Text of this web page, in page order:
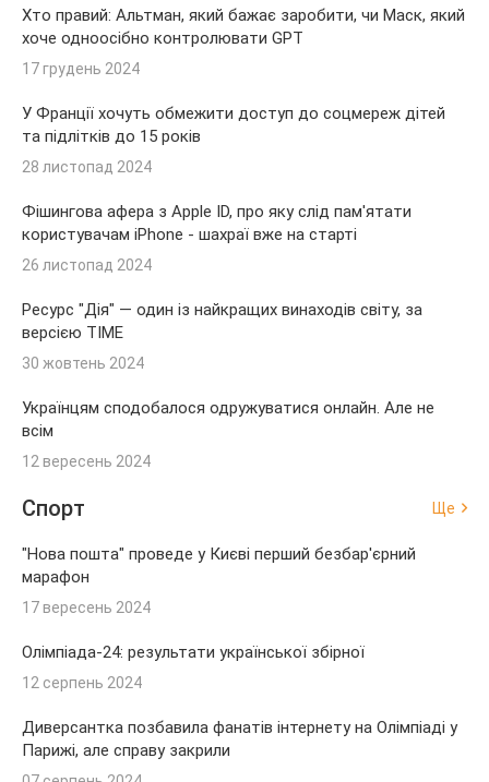
Хто правий: Альтман, який бажає заробити, чи Маск, який
хоче одноосібно контролювати GPT
17 грудень 2024
У Франції хочуть обмежити доступ до соцмереж дітей
та підлітків до 15 років
28 листопад 2024
Фішингова афера з Apple ID, про яку слід пам'ятати
користувачам iPhone - шахраї вже на старті
26 листопад 2024
Ресурс "Дія" — один із найкращих винаходів світу, за
версією TIME
30 жовтень 2024
Українцям сподобалося одружуватися онлайн. Але не
всім
12 вересень 2024
Спорт Ще
"Нова пошта" проведе у Києві перший безбар'єрний
марафон
17 вересень 2024
Олімпіада-24: результати української збірної
12 серпень 2024
Диверсантка позбавила фанатів інтернету на Олімпіаді у
Парижі, але справу закрили